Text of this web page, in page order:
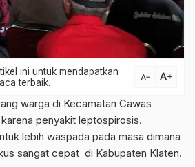
ini untuk mendapatkan
terbaik.
text_decrease text_increase
warga di Kecamatan Cawas
penyakit leptospirosis.
lebih waspada pada masa dimana
sangat cepat di Kabupaten Klaten.